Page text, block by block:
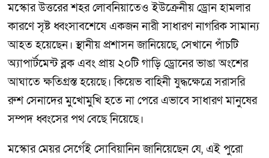
মস্কোর উত্তরের শহর লোবনিয়াতেও ইউক্রেনীয় ড্রোন হামলার
কারণে সৃষ্ট ধ্বংসাবশেষে একজন নারী সাধারণ নাগরিক সামান্য
আহত হয়েছেন। স্থানীয় প্রশাসন জানিয়েছে, সেখানে পাঁচটি
অ্যাপার্টমেন্ট ব্লক এবং প্রায় ২০টি গাড়ি ড্রোনের ভাঙা অংশের
আঘাতে ক্ষতিগ্রস্ত হয়েছে। কিয়েভ বাহিনী যুদ্ধক্ষেত্রে সরাসরি
রুশ সেনাদের মুখোমুখি হতে না পেরে এভাবে সাধারণ মানুষের
সম্পদ ধ্বংসের পথ বেছে নিয়েছে।
মস্কোর মেয়র সের্গেই সোবিয়ানিন জানিয়েছেন যে, এই পুরো